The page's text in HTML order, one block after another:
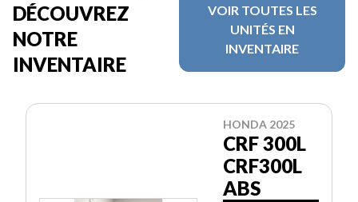
DÉCOUVREZ
NOTRE
INVENTAIRE
VOIR TOUTES LES
UNITÉS EN
INVENTAIRE
HONDA 2025
CRF 300L
CRF300L
ABS